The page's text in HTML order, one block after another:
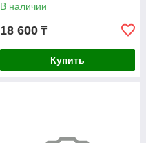
В наличии
18 600 ₸
Купить